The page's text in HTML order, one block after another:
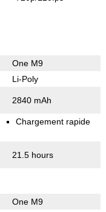
One M9
Li-Poly
2840 mAh
Chargement rapide
21.5 hours
One M9